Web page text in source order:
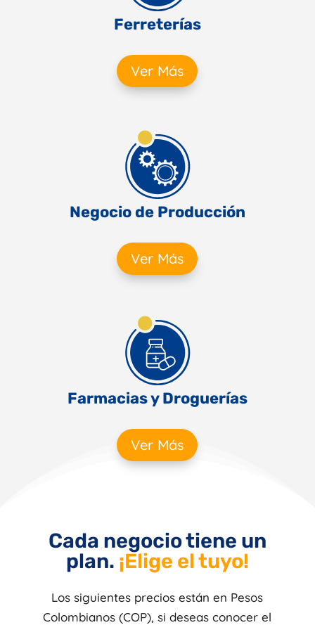
Ferreterías
Ver Más
Negocio de Producción
Ver Más
Farmacias y Droguerías
Ver Más
Cada negocio tiene un
plan. ¡Elige el tuyo!
Los siguientes precios están en Pesos
Colombianos (COP), si deseas conocer el